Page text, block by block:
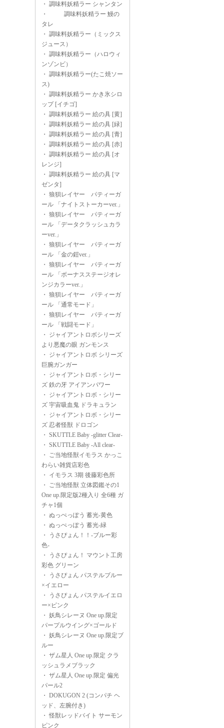
・ 調味料妖精ラー シャンタン
・
調味料妖精ラー 鰻の
タレ
・ 調味料妖精ラー（ミックス
ジュース）
・ 調味料妖精ラー（ハロウィ
ンゾンビ）
・ 調味料妖精ラー(たこ焼ソー
ス)
・ 調味料妖精ラー かき氷シロ
ップ [イチゴ]
・ 調味料妖精ラー 絵の具 [黄]
・ 調味料妖精ラー 絵の具 [緑]
・ 調味料妖精ラー 絵の具 [青]
・ 調味料妖精ラー 絵の具 [赤]
・ 調味料妖精ラー 絵の具 [オ
レンジ]
・ 調味料妖精ラー 絵の具 [マ
ゼンタ]
・ 狼狽レイヤー パティーガ
ール 「ナイトストーカーver.」
・ 狼狽レイヤー パティーガ
ール 「データクラッシュカラ
ーver.」
・ 狼狽レイヤー パティーガ
ール 「金の鎧ver.」
・ 狼狽レイヤー パティーガ
ール 「ボーナスステージオレ
ンジカラーver.」
・ 狼狽レイヤー パティーガ
ール 「通常モード」
・ 狼狽レイヤー パティーガ
ール 「戦闘モード」
・ ジャイアントロボシリーズ
より悪魔の眼 ガンモンス
・ ジャイアントロボ シリーズ
巨腕ガンガー
・ ジャイアントロボ・シリー
ズ 鉄の牙 アイアンパワー
・ ジャイアントロボ・シリー
ズ 宇宙吸血鬼 ドラキュラン
・ ジャイアントロボ・シリー
ズ 忍者怪獣 ドロゴン
・ SKUTTLE Baby -glitter Clear-
・ SKUTTLE Baby -All clear-
・ ご当地怪獣イモラス かっこ
わらい雑貨店彩色
・ イモラス 3期 後藤彩色所
・ ご当地怪獣 立体図鑑その1
One up.限定版2種入り 全6種 ガ
チャ1個
・ ぬっぺっぽう 蓄光-黄色
・ ぬっぺっぽう 蓄光-緑
・
うさぴょん！！-ブルー彩
色-
・
うさぴょん！ マウント工房
彩色 グリーン
・
うさぴょん パステルブルー
×イエロー
・
うさぴょん パステルイエロ
ー×ピンク
・ 妖鳥シレーヌ One up.限定
パープルウイング×ゴールド
・ 妖鳥シレーヌ One up.限定ブ
ルー
・ ザム星人 One up.限定 クラ
ッシュラメブラック
・ ザム星人 One up.限定 偏光
パール2
・ DOKUGON 2 (コンパチ ヘ
ッド、左腕付き)
・怪獣レッドバイト サーモン
ピンク